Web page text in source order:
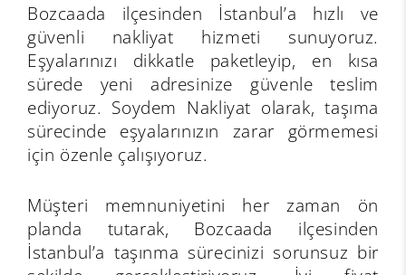
Bozcaada ilçesinden İstanbul’a hızlı ve
güvenli nakliyat hizmeti sunuyoruz.
Eşyalarınızı dikkatle paketleyip, en kısa
sürede yeni adresinize güvenle teslim
ediyoruz. Soydem Nakliyat olarak, taşıma
sürecinde eşyalarınızın zarar görmemesi
için özenle çalışıyoruz.
Müşteri memnuniyetini her zaman ön
planda tutarak, Bozcaada ilçesinden
İstanbul’a taşınma sürecinizi sorunsuz bir